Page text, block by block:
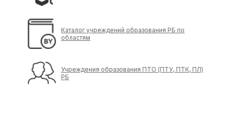
Каталог учреждений образования РБ по
областям
Учреждения образования ПТО (ПТУ, ПТК, ПЛ)
РБ